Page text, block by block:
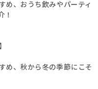
め、おうち飲みやパーティ
！
め、秋から冬の季節にこそ